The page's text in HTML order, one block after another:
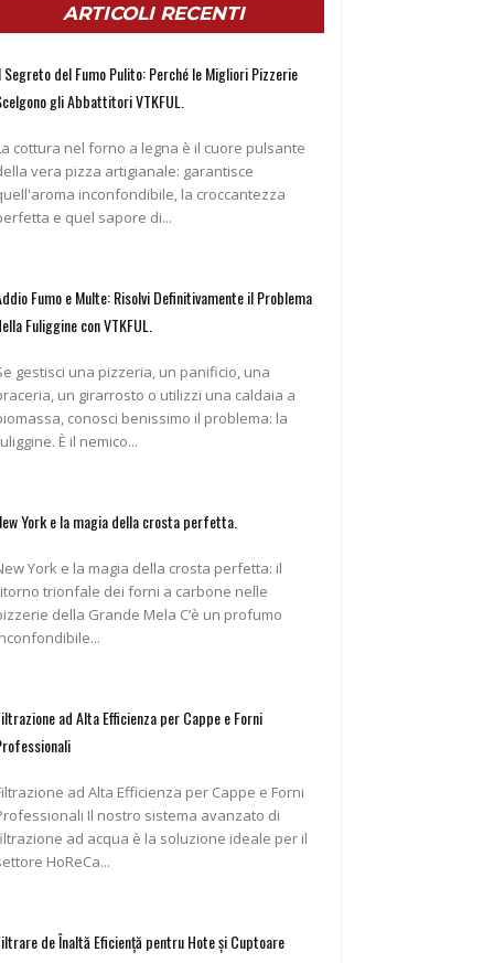
ARTICOLI RECENTI
Segreto del Fumo Pulito: Perché le Migliori Pizzerie
gli Abbattitori VTKFUL.
cottura nel forno a legna è il cuore pulsante
vera pizza artigianale: garantisce
inconfondibile, la croccantezza
e quel sapore di...
Fumo e Multe: Risolvi Definitivamente il Problema
Fuliggine con VTKFUL.
gestisci una pizzeria, un panificio, una
un girarrosto o utilizzi una caldaia a
conosci benissimo il problema: la
fuliggine. È il nemico...
York e la magia della crosta perfetta.
York e la magia della crosta perfetta: il
trionfale dei forni a carbone nelle
della Grande Mela C’è un profumo
ad Alta Efficienza per Cappe e Forni
ad Alta Efficienza per Cappe e Forni
Il nostro sistema avanzato di
ad acqua è la soluzione ideale per il
HoReCa...
de Înaltă Eficiență pentru Hote și Cuptoare